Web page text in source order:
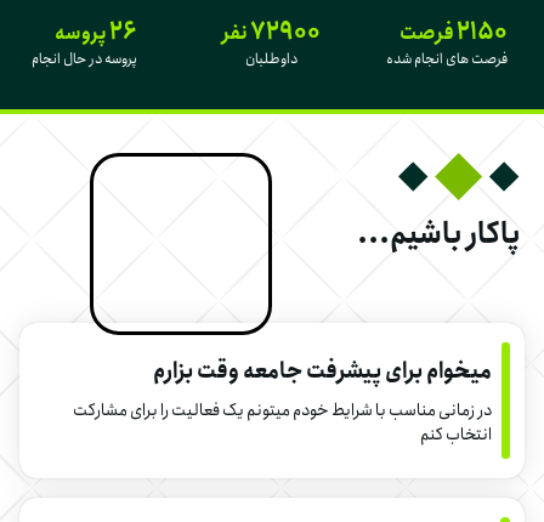
2150فرصت
فرصت های انجام شده
72900نفر
داوطلبان
26پروسه
پروسه در حال انجام
پاکار باشیم...
میخوام برای پیشرفت جامعه وقت بزارم
در زمانی مناسب با شرایط خودم میتونم یک فعالیت را برای مشارکت
انتخاب کنم